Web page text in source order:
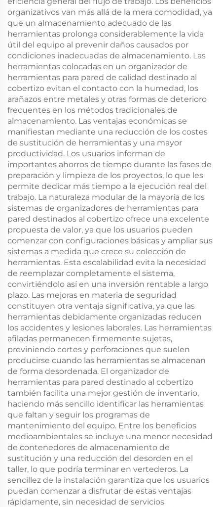
organizativos van más allá de la mera comodidad, ya
que un almacenamiento adecuado de las
herramientas prolonga considerablemente la vida
útil del equipo al prevenir daños causados por
condiciones inadecuadas de almacenamiento. Las
herramientas colocadas en un organizador de
herramientas para pared de calidad destinado al
cobertizo evitan el contacto con la humedad, los
arañazos entre metales y otras formas de deterioro
frecuentes en los métodos tradicionales de
almacenamiento. Las ventajas económicas se
manifiestan mediante una reducción de los costes
de sustitución de herramientas y una mayor
productividad. Los usuarios informan de
importantes ahorros de tiempo durante las fases de
preparación y limpieza de los proyectos, lo que les
permite dedicar más tiempo a la ejecución real del
trabajo. La naturaleza modular de la mayoría de los
sistemas de organizadores de herramientas para
pared destinados al cobertizo ofrece una excelente
propuesta de valor, ya que los usuarios pueden
comenzar con configuraciones básicas y ampliar sus
sistemas a medida que crece su colección de
herramientas. Esta escalabilidad evita la necesidad
de reemplazar completamente el sistema,
convirtiéndolo así en una inversión rentable a largo
plazo. Las mejoras en materia de seguridad
constituyen otra ventaja significativa, ya que las
herramientas debidamente organizadas reducen
los accidentes y lesiones laborales. Las herramientas
afiladas permanecen firmemente sujetas,
previniendo cortes y perforaciones que suelen
producirse cuando las herramientas se almacenan
de forma desordenada. El organizador de
herramientas para pared destinado al cobertizo
también facilita una mejor gestión de inventario,
haciendo más sencillo identificar las herramientas
que faltan y seguir los programas de
mantenimiento del equipo. Entre los beneficios
medioambientales se incluye una menor necesidad
de contenedores de almacenamiento de
sustitución y una reducción del desorden en el
taller, lo que podría terminar en vertederos. La
sencillez de la instalación garantiza que los usuarios
puedan comenzar a disfrutar de estas ventajas
rápidamente, sin necesidad de servicios